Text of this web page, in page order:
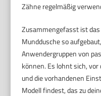
Zähne regelmäßig
Zusammengefasst ist
Munddusche so
Anwendergruppen von
können. Es lohnt sich,
und die vorhandenen
Modell findest, das zu